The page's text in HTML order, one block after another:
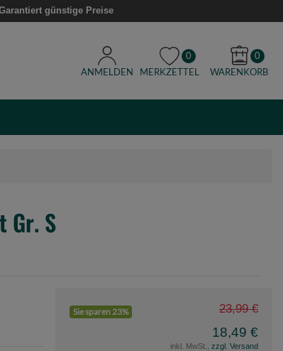
günstige Preise
ANMELDEN
0
MERKZETTEL
0
WARENKORB
Gr. S
Sie sparen 23% 23,99 €
18,49 €
inkl. MwSt., zzgl. Versand